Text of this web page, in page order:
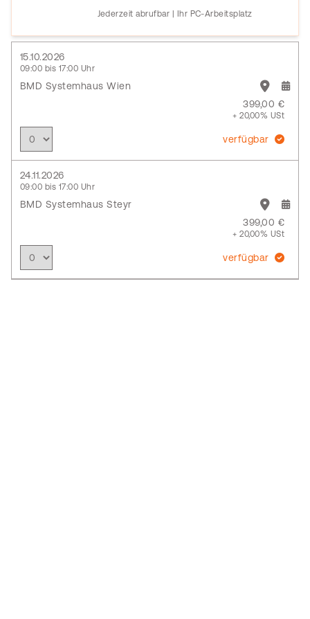
Jederzeit abrufbar | Ihr PC-Arbeitsplatz
15.10.2026
09:00 bis 17:00 Uhr
BMD Systemhaus Wien
399,00 €
+ 20,00% USt
verfügbar
24.11.2026
09:00 bis 17:00 Uhr
BMD Systemhaus Steyr
399,00 €
+ 20,00% USt
verfügbar